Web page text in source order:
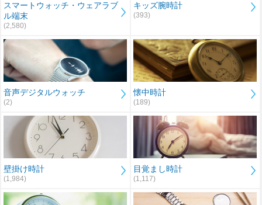
スマートウォッチ・ウェアラブ
ル端末
(2,580)
キッズ腕時計
(393)
音声デジタルウォッチ
(2)
懐中時計
(189)
壁掛け時計
(1,984)
目覚まし時計
(1,117)